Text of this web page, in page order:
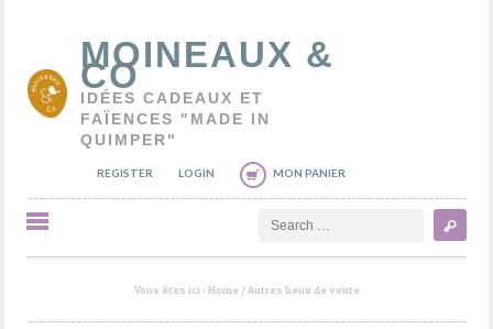
MOINEAUX &
CO
IDÉES CADEAUX ET
FAÏENCES "MADE IN
QUIMPER"
REGISTER LOGIN MON PANIER
Vous êtes ici : Home / Autres lieux de vente